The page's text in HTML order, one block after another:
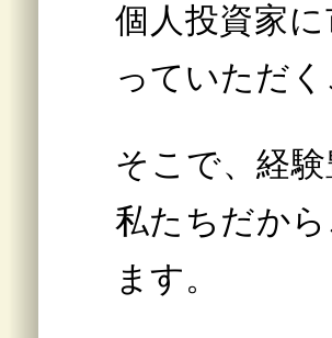
個人投資家
っていただ
そこで、経
私たちだか
ます。